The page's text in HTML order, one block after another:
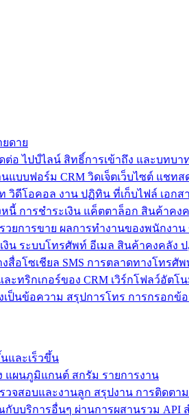
ดาย
ต่อ ไปป์ไลน์ สิทธิ์การเข้าถึง และบทบา
บบฟอร์ม CRM วิดเจ็ตเว็บไซต์ แชทสด
วิดีโอคอล งาน ปฏิทิน ที่เก็บไฟล์ เอกส
หนี้ การชำระเงิน แค็ตตาล็อก สินค้าคง
วยการขาย ผลการทำงานของพนักงา
งิน ระบบโทรศัพท์ อีเมล สินค้าคงคลั
อโซเชียล SMS การตลาดทางโทรศัพ
ะทริกเกอร์ของ CRM เวิร์กโฟลว์อัตโ
เป็นข้อความ สรุปการโทร การกรอก
และเร็วขึ้น
แผนภูมิแกนต์ สกรัม รายการงาน
วจสอบและงานลูก สรุปงาน การติดต
บบริการอื่นๆ ผ่านการผสานรวม API